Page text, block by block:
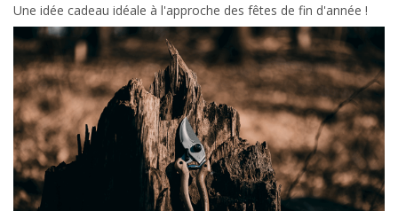
Une idée cadeau idéale à l'approche des fêtes de fin d'année !